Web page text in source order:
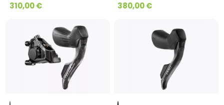
310,00 €
380,00 €